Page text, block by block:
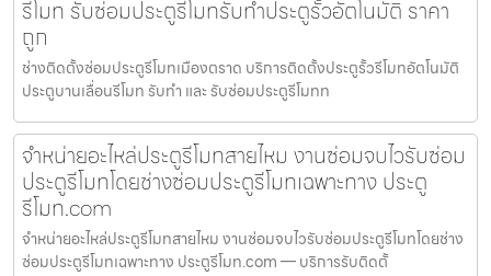
รีโมท รับซ่อมประตูรีโมทรับทำประตูรั้วอัตโนมัติ ราคา
ถูก
ช่างติดตั้งซ่อมประตูรีโมทเมืองตราด บริการติดตั้งประตูรั้วรีโมทอัตโนมัติ
ประตูบานเลื่อนรีโมท รับทำ และ รับซ่อมประตูรีโมทท
จำหน่ายอะไหล่ประตูรีโมทสายไหม งานซ่อมจบไวรับซ่อม
ประตูรีโมทโดยช่างซ่อมประตูรีโมทเฉพาะทาง ประตู
รีโมท.com
จำหน่ายอะไหล่ประตูรีโมทสายไหม งานซ่อมจบไวรับซ่อมประตูรีโมทโดยช่าง
ซ่อมประตูรีโมทเฉพาะทาง ประตูรีโมท.com — บริการรับติดตั้